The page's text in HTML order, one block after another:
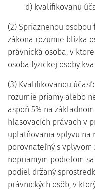
d) kvalifikovanú
(2) Spriaznenou osobou
zákona rozumie blízka
právnická osoba, v
osoba fyzickej osoby
(3) Kvalifikovanou
rozumie priamy alebo
aspoň 5% na
hlasovacích právach v
uplatňovania vplyvu na
porovnateľný s
nepriamym podielom
podiel držaný
právnických osôb, v